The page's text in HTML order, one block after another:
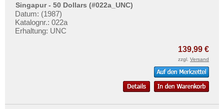
Singapur - 50 Dollars (#022a_UNC)
Datum: (1987)
Katalognr.: 022a
Erhaltung: UNC
139,99 €
zzgl. Versand